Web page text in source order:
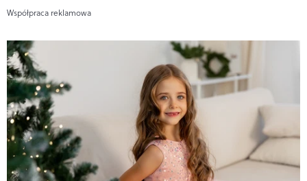
Współpraca reklamowa